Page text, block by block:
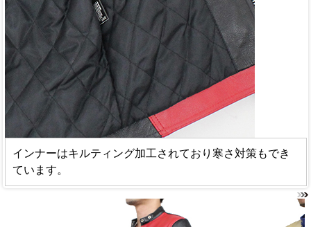
インナーはキルティング加工されており寒さ対策もでき
ています。